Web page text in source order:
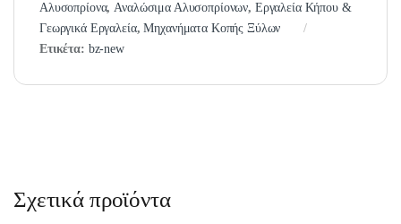
Αλυσοπρίονα,Αναλώσιμα Αλυσοπρίονων, Εργαλεία Κήπου &
Γεωργικά Εργαλεία,Μηχανήματα Κοπής Ξύλων
Ετικέτα: bz-new
Σχετικά προϊόντα